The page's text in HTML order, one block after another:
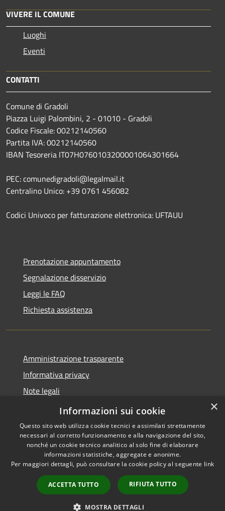
VIVERE IL COMUNE
Luoghi
Eventi
CONTATTI
Comune di Gradoli
Piazza Luigi Palombini, 2 - 01010 - Gradoli
Codice Fiscale: 00212140560
Partita IVA: 00212140560
IBAN Tesoreria IT07H0760103200001064301664
PEC: comunedigradoli@legalmail.it
Centralino Unico: +39 0761 456082
Codici Univoco per fatturazione elettronica: UFTAUU
Prenotazione appuntamento
Segnalazione disservizio
Leggi le FAQ
Richiesta assistenza
Amministrazione trasparente
Informativa privacy
Note legali
Dichiarazione di accessibilità
Accessibilità
Copyright © 2026 • Comune di
Gradoli • Powered by
Municipium•
Accesso
redazione
×
Informazioni sui cookie
Questo sito web utilizza cookie tecnici e assimilati strettamente
necessari al corretto funzionamento e alla navigazione del sito,
nonché un cookie tecnico analitico al solo fine di elaborare
informazioni statistiche, aggregate e anonime.
Per maggiori dettagli, può consultare la cookie policy al seguente link
ACCETTA TUTTO RIFIUTA TUTTO
MOSTRA DETTAGLI